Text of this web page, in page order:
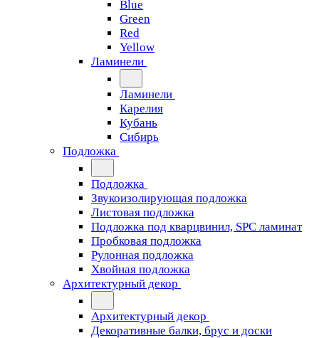
Blue
Green
Red
Yellow
Ламинели
Ламинели
Карелия
Кубань
Сибирь
Подложка
Подложка
Звукоизолирующая подложка
Листовая подложка
Подложка под кварцвинил, SPC ламинат
Пробковая подложка
Рулонная подложка
Хвойная подложка
Архитектурный декор
Архитектурный декор
Декоративные балки, брус и доски